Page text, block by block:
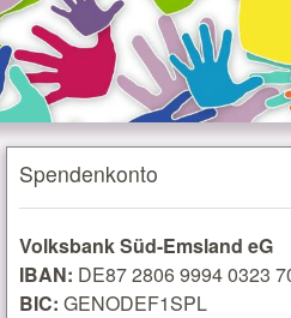
Spendenkonto
Volksbank Süd-Emsland eG
IBAN: DE87 2806 9994 0323
BIC: GENODEF1SPL